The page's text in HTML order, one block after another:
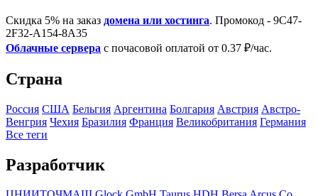
Скидка 5% на заказ домена или хостинга. Промокод - 9C47-
2F32-A154-8A35
Облачные сервера с почасовой оплатой от 0.37 ₽/час.
Страна
Росcия США Бельгия Аргентина Болгария Австрия Австро-
Венгрия Чехия Бразилия Франция Великобритания Германия
Все теги
Разработчик